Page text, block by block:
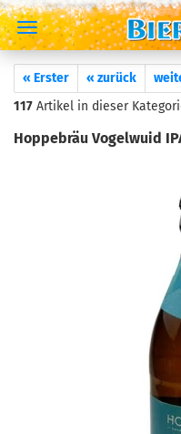
« Erster « zurück
117 Artikel in dieser
Hoppebräu Vogelwuid